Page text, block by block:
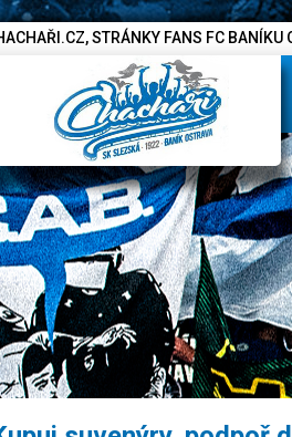
STRÁNKY FANS FC BANÍKU